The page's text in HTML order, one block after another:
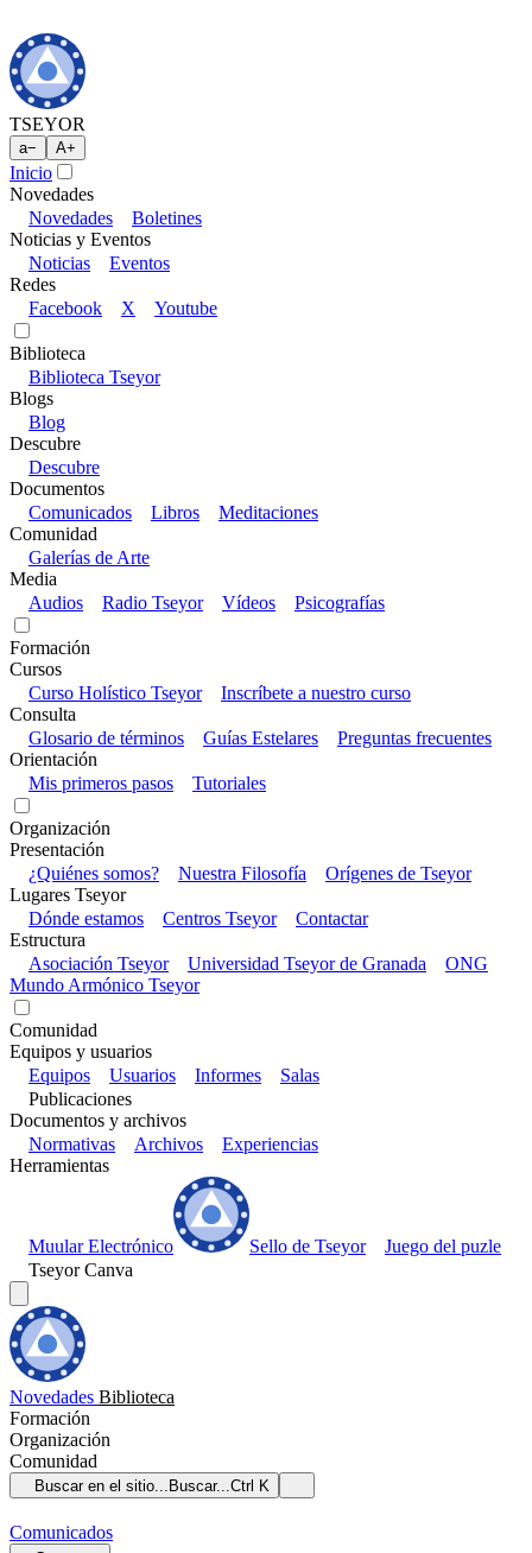
TSEYOR
a− A+
Inicio
Novedades
Novedades
Boletines
Noticias y Eventos
Noticias
Eventos
Redes
Facebook
X Youtube
Biblioteca
Biblioteca Tseyor
Blogs
Blog
Descubre
Descubre
Documentos
Comunicados
Libros
Meditaciones
Comunidad
Galerías de Arte
Media
Audios
Radio Tseyor Vídeos Psicografías
Formación
Cursos
Curso Holístico Tseyor
Inscríbete a nuestro curso
Consulta
Glosario de términos
Guías Estelares
Preguntas frecuentes
Orientación
Mis primeros pasos
Tutoriales
Organización
Presentación
¿Quiénes somos?
Nuestra Filosofía
Orígenes de Tseyor
Lugares Tseyor
Dónde estamos
Centros Tseyor
Contactar
Estructura
Asociación Tseyor
Universidad Tseyor de Granada
ONG
Mundo Armónico Tseyor
Comunidad
Equipos y usuarios
Equipos
Usuarios Informes
Salas
Publicaciones
Documentos y archivos
Normativas
Archivos
Experiencias
Herramientas
Muular Electrónico Sello de Tseyor
Juego del puzle
Tseyor Canva
Novedades Biblioteca
Formación
Organización
Comunidad
Buscar en el sitio... Buscar...Ctrl K
Comunicados